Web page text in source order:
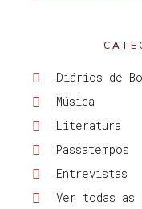
Diários de
Música
Literatura
Passatempos
Entrevistas
Ver todas as